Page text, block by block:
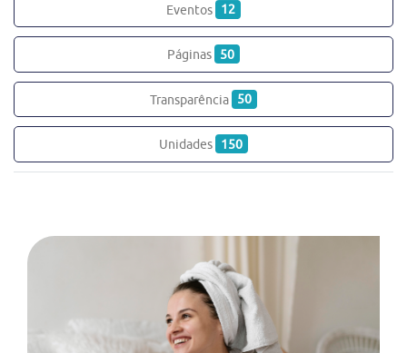
Eventos 12
Páginas 50
Transparência 50
Unidades 150